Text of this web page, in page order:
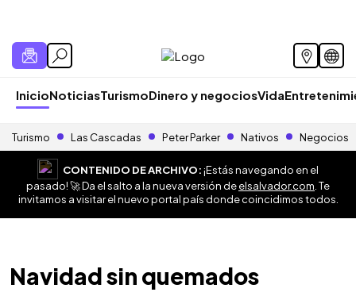
InicioNoticiasTurismoDinero y negociosVida
Turismo Las Cascadas Peter Parker Nativos Negocios
CONTENIDO DE ARCHIVO:¡Estás navegando en el
pasado! 🚀 Da el salto a la nueva versión deelsalvador.com . Te
invitamos a visitar el nuevo portal país donde coincidimos todos.
Navidad sin quemados